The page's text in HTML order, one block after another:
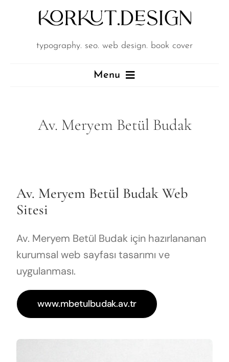
typography. seo. web design. book cover
Menu
Av. Meryem Betül Budak
Av. Meryem Betül Budak Web
Sitesi
Av. Meryem Betül Budak için hazırlananan
kurumsal web sayfası tasarımı ve
uygulanması.
www.mbetulbudak.av.tr